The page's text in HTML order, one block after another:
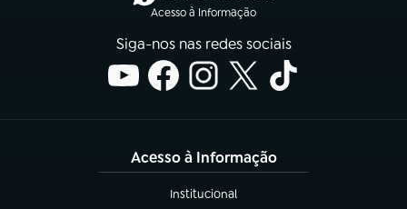
Acesso à Informação
Siga-nos nas redes sociais
Acesso à Informação
Institucional
(abre em nova aba)